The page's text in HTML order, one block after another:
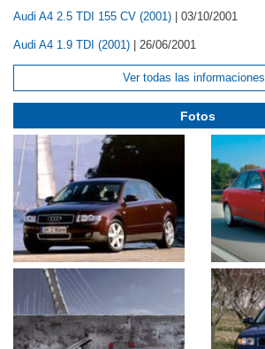
Audi A4 2.5 TDI 155 CV (2001) | 03/10/2001
Audi A4 1.9 TDI (2001) | 26/06/2001
Ver todas las informaciones
Fotos